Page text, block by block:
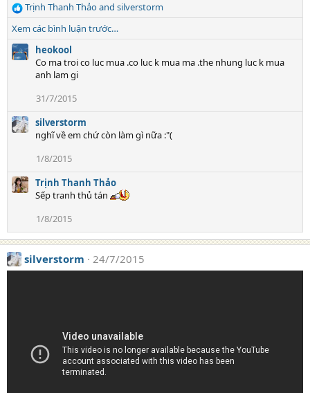
n
:
R
e
c
t
:
Trịnh Thanh Thảoand silverstorm
Xem các bình luận trước…
heokool
Co ma troi co luc mua .co luc k mua ma .the nhung luc k mua
anh lam gi
31/7/2015
silverstorm
nghĩ về em chứ còn làm gì nữa :"(
1/8/2015
Trịnh Thanh Thảo
Sếp tranh thủ tán
1/8/2015
silverstorm 24/7/2015